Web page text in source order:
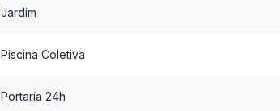
Jardim
Piscina Coletiva
Portaria 24h